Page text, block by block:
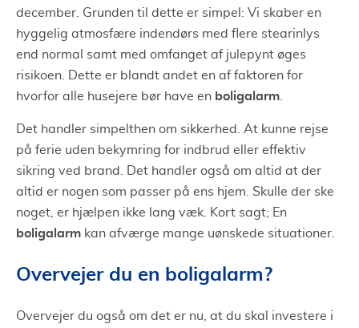
december. Grunden til dette er simpel: Vi skaber en
hyggelig atmosfære indendørs med flere stearinlys
end normal samt med omfanget af julepynt øges
risikoen. Dette er blandt andet en af faktoren for
hvorfor alle husejere bør have en boligalarm
Det handler simpelthen om sikkerhed. At kunne rejse
på ferie uden bekymring for indbrud eller effektiv
sikring ved brand. Det handler også om altid at der
altid er nogen som passer på ens hjem. Skulle der ske
noget, er hjælpen ikke lang væk. Kort sagt; En
boligalarm kan afværge mange uønskede situationer.
Overvejer du en boligalarm?
Overvejer du også om det er nu, at du skal investere i